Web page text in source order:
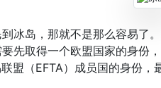
岛，那就不是那么容易了
先取得一个欧盟国家的身份
联盟（EFTA）成员国的身份